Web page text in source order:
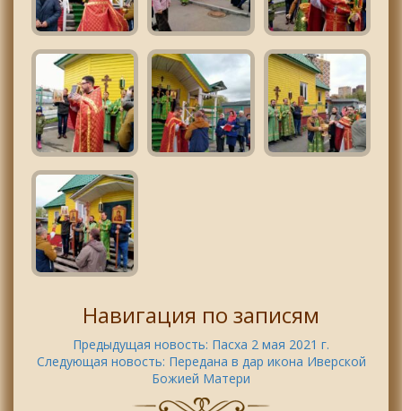
Навигация по записям
Предыдущая новость: Пасха 2 мая 2021 г.
Следующая новость: Передана в дар икона Иверской
Божией Матери